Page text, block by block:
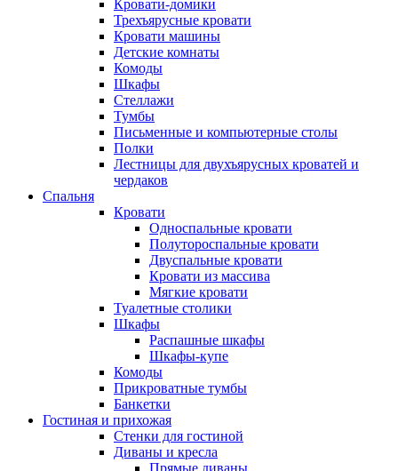
Кровати-домики
Трехъярусные кровати
Кровати машины
Детские комнаты
Комоды
Шкафы
Стеллажи
Тумбы
Письменные и компьютерные столы
Полки
Лестницы для двухъярусных кроватей и
чердаков
Спальня
Кровати
Односпальные кровати
Полутороспальные кровати
Двуспальные кровати
Кровати из массива
Мягкие кровати
Туалетные столики
Шкафы
Распашные шкафы
Шкафы-купе
Комоды
Прикроватные тумбы
Банкетки
Гостиная и прихожая
Стенки для гостиной
Диваны и кресла
Прямые диваны